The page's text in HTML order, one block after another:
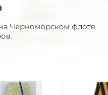
Черноморском флоте